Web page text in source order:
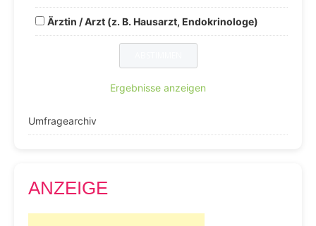
Ärztin / Arzt (z. B. Hausarzt, Endokrinologe)
Ergebnisse anzeigen
Umfragearchiv
ANZEIGE